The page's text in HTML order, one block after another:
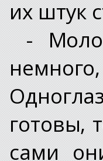
их штук
-
готовы,
сами